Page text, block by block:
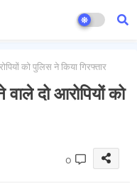
को पुलिस ने किया गिरफ्तार
दो आरोपियों को
0